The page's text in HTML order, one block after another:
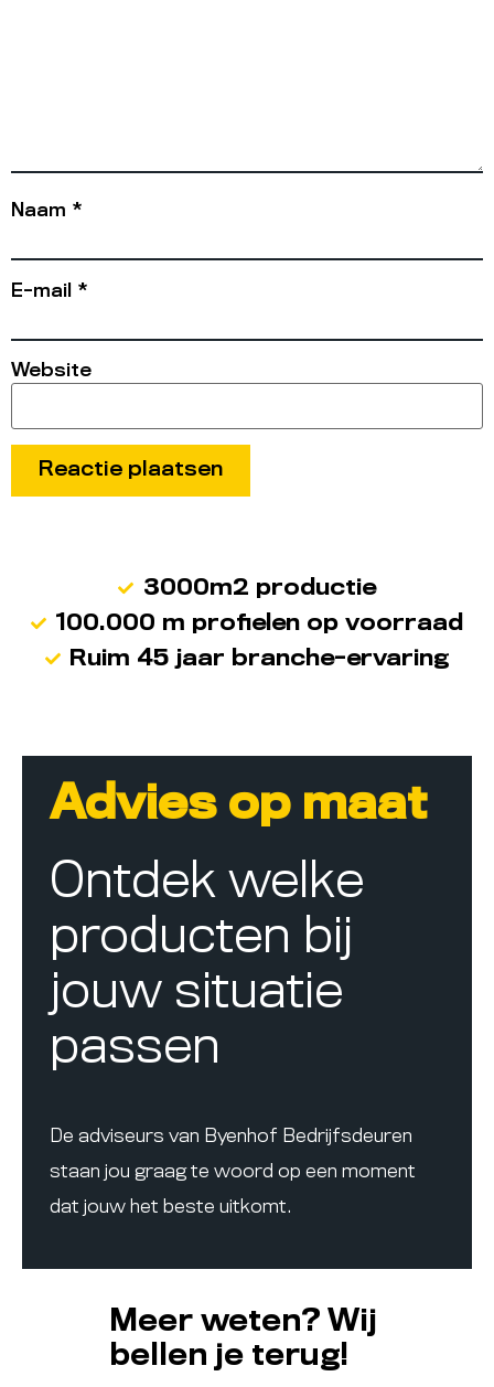
Naam *
E-mail *
Website
3000m2 productie
100.000 m profielen op voorraad
Ruim 45 jaar branche-ervaring
Advies op maat
Ontdek welke
producten bij
jouw situatie
passen
De adviseurs van Byenhof Bedrijfsdeuren
staan jou graag te woord op een moment
dat jouw het beste uitkomt.
Meer weten? Wij
bellen je terug!